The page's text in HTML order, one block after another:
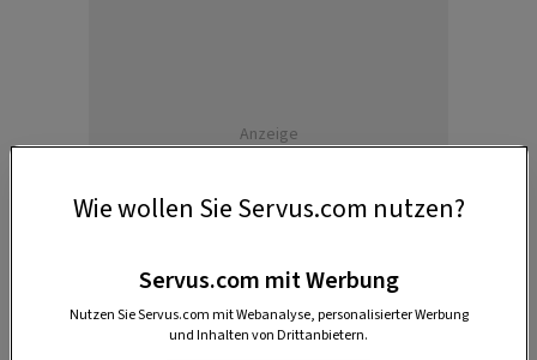
Anzeige
Wie wollen Sie Servus.com nutzen?
Servus.com mit Werbung
Nutzen Sie Servus.com mit Webanalyse, personalisierter Werbung
und Inhalten von Drittanbietern.